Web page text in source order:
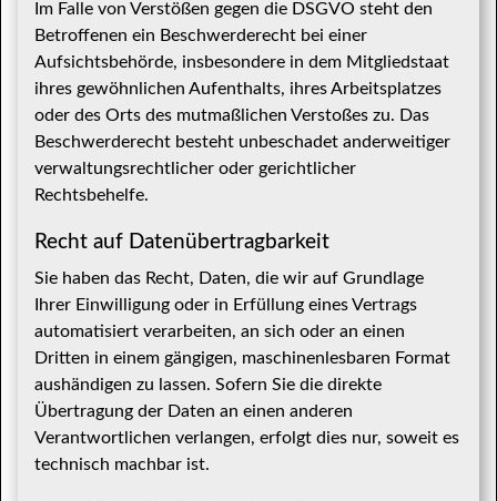
Im Falle von Verstößen gegen die DSGVO steht den
Betroffenen ein Beschwerderecht bei einer
Aufsichtsbehörde, insbesondere in dem Mitgliedstaat
ihres gewöhnlichen Aufenthalts, ihres Arbeitsplatzes
oder des Orts des mutmaßlichen Verstoßes zu. Das
Beschwerderecht besteht unbeschadet anderweitiger
verwaltungsrechtlicher oder gerichtlicher
Rechtsbehelfe.
Recht auf Daten­übertrag­barkeit
Sie haben das Recht, Daten, die wir auf Grundlage
Ihrer Einwilligung oder in Erfüllung eines Vertrags
automatisiert verarbeiten, an sich oder an einen
Dritten in einem gängigen, maschinenlesbaren Format
aushändigen zu lassen. Sofern Sie die direkte
Übertragung der Daten an einen anderen
Verantwortlichen verlangen, erfolgt dies nur, soweit es
technisch machbar ist.